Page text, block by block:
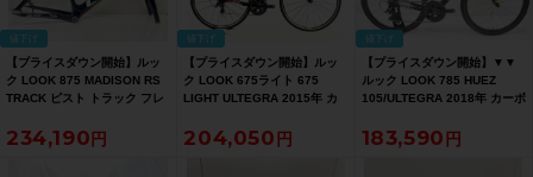
値下げ
【プライスダウン開始】ルッ
ク LOOK 875 MADISON RS
TRACK ピスト トラック フレ
ブラック【お買い得SALE】
234,190
値下げ
【プライスダウン開始】ルッ
ク LOOK 675ライト 675
LIGHT ULTEGRA 2015年 カ
プロチーム【お買い得SALE】
204,050
値下げ
【プライスダウン開始】▼▼
ルック LOOK 785 HUEZ
105/ULTEGRA 2018年 カーボ
2×11速 ブラック【お買い得
SALE】
183,590